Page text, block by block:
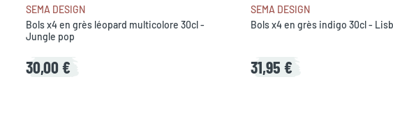
SEMA DESIGN
Bols x4 en grès léopard multicolore 30cl -
Jungle pop
30,00 €
SEMA DESIGN
Bols x4 en grès indigo 30cl -
31,95 €